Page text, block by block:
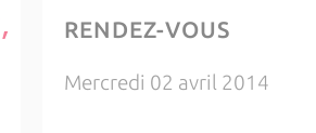
RENDEZ-VOUS
Mercredi 02 avril 2014